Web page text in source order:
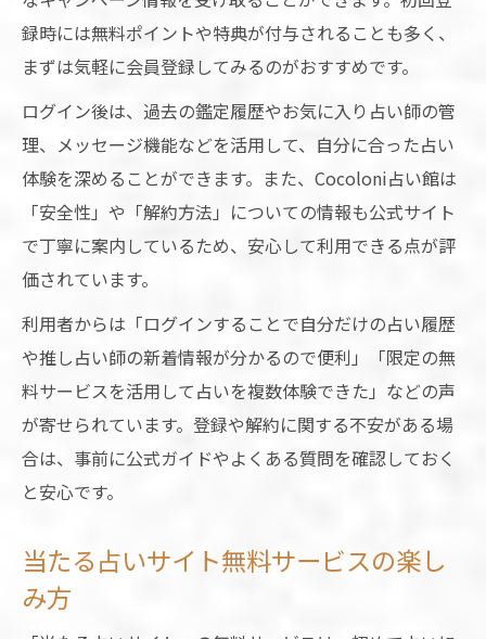
録時には無料ポイントや特典が付与されることも多く、
まずは気軽に会員登録してみるのがおすすめです。
ログイン後は、過去の鑑定履歴やお気に入り占い師の管
理、メッセージ機能などを活用して、自分に合った占い
体験を深めることができます。また、Cocoloni占い館は
「安全性」や「解約方法」についての情報も公式サイト
で丁寧に案内しているため、安心して利用できる点が評
価されています。
利用者からは「ログインすることで自分だけの占い履歴
や推し占い師の新着情報が分かるので便利」「限定の無
料サービスを活用して占いを複数体験できた」などの声
が寄せられています。登録や解約に関する不安がある場
合は、事前に公式ガイドやよくある質問を確認しておく
と安心です。
当たる占いサイト無料サービスの楽し
み方